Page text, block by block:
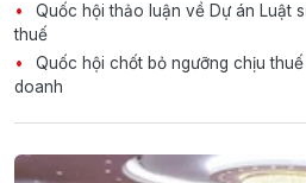
Quốc hội thảo luận về Dự án Luật
thuế
Quốc hội chốt bỏ ngưỡng chịu
doanh